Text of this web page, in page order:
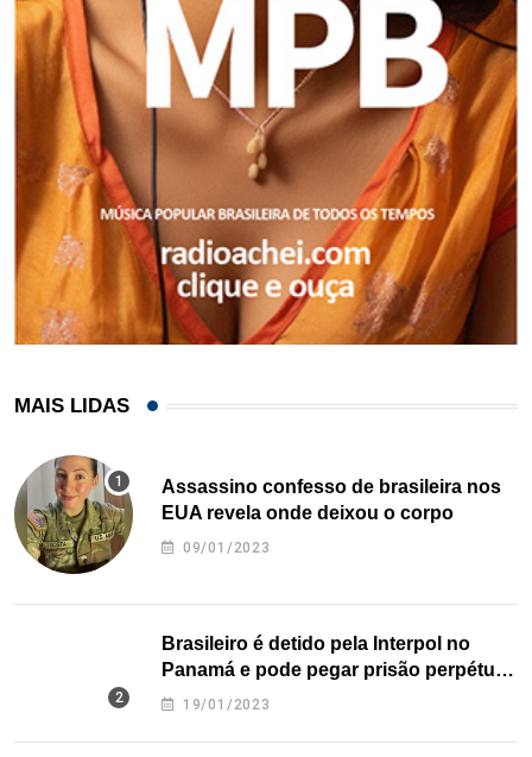
MAIS LIDAS
Assassino confesso de brasileira nos
EUA revela onde deixou o corpo
09/01/2023
Brasileiro é detido pela Interpol no
Panamá e pode pegar prisão perpétua
nos EUA
19/01/2023